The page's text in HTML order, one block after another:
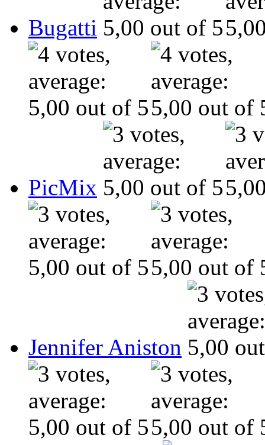
Bugatti
PicMix
Jennifer Aniston